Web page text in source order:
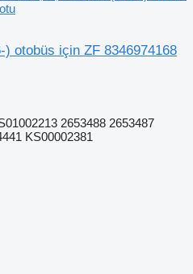
otobüs için ZF 8346974168
2653488 2653487
KS00002381